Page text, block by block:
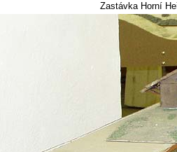
Zastávka Horní